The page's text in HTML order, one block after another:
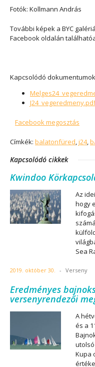
Fotók: Kollmann András
További képek a BYC
Facebook oldalán
Kapcsolódó
Facebook megosztás
Címkék: balatonfüred,j24,
Kapcsolódó cikkek
Kwindoo
Az
hogy
Sea
2019. október 30. - Verseny
Eredményes
versenyrendezői
A
és a
Kupa